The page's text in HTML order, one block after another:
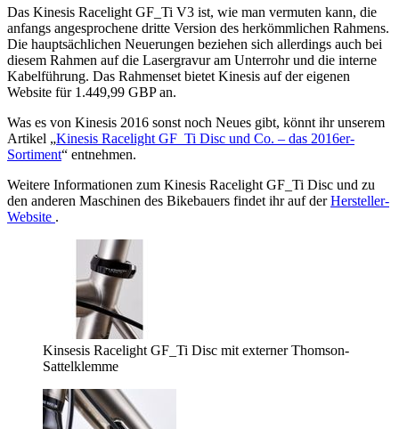
Das Kinesis Racelight GF_Ti V3 ist, wie man vermuten kann, die
anfangs angesprochene dritte Version des herkömmlichen Rahmens.
Die hauptsächlichen Neuerungen beziehen sich allerdings auch bei
diesem Rahmen auf die Lasergravur am Unterrohr und die interne
Kabelführung. Das Rahmenset bietet Kinesis auf der eigenen
Website für 1.449,99 GBP an.
Was es von Kinesis 2016 sonst noch Neues gibt, könnt ihr unserem
Artikel „Kinesis Racelight GF_Ti Disc und Co. – das 2016er-
Sortiment“ entnehmen.
Weitere Informationen zum Kinesis Racelight GF_Ti Disc und zu
den anderen Maschinen des Bikebauers findet ihr auf derHersteller-
Website .
Kinsesis Racelight GF_Ti Disc mit externer Thomson-
Sattelklemme